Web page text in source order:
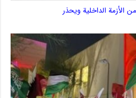
الأزمة الداخلية ويحذر